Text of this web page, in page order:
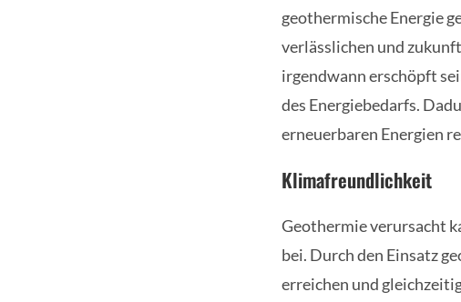
geothermische Energie
verlässlichen und
irgendwann erschöpft
des Energiebedarfs.
erneuerbaren Energien
Klimafreundlichkeit
Geothermie verursacht
bei. Durch den Einsatz
erreichen und